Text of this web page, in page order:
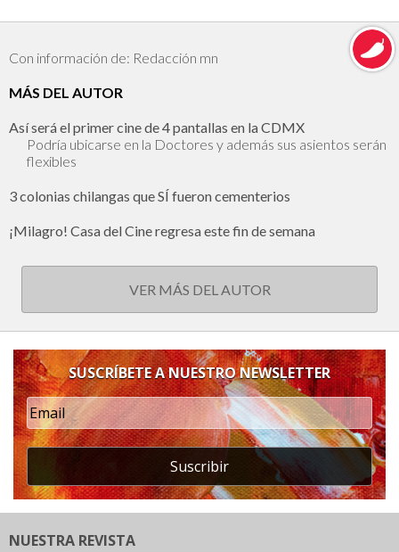
Con información de: Redacción mn
MÁS DEL AUTOR
Así será el primer cine de 4 pantallas en la CDMX
Podría ubicarse en la Doctores y además sus asientos serán
flexibles
3 colonias chilangas que SÍ fueron cementerios
¡Milagro! Casa del Cine regresa este fin de semana
VER MÁS DEL AUTOR
SUSCRÍBETE A NUESTRO NEWSLETTER
Suscribir
NUESTRA REVISTA